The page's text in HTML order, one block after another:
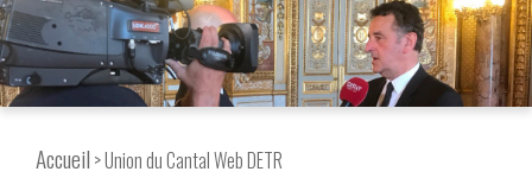
COMPRENDRE LE SÉNAT
Accueil > Union du Cantal Web DETR